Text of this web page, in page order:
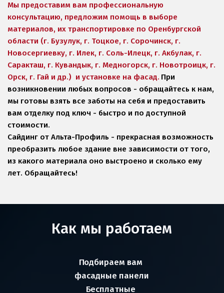
Мы предоставим вам профессиональную
консультацию, предложим помощь в выборе
материалов, их транспортировке по Оренбургской
области (г. Бузулук, г. Тоцкое, г. Сорочинск, г.
Новосергиевку, г. Илек, г. Соль-Илецк, г. Акбулак, г.
Саракташ, г. Кувандык, г. Медногорск, г. Новотроицк, г.
Орск, г. Гай и др.)  и установке на фасад. При
возникновении любых вопросов - обращайтесь к нам,
мы готовы взять все заботы на себя и предоставить
вам отделку под ключ - быстро и по доступной
стоимости.
Сайдинг от Альта-Профиль - прекрасная возможность
преобразить любое здание вне зависимости от того,
из какого материала оно выстроено и сколько ему
лет. Обращайтесь!
Как мы работаем
Подбираем вам
фасадные панели
Бесплатные